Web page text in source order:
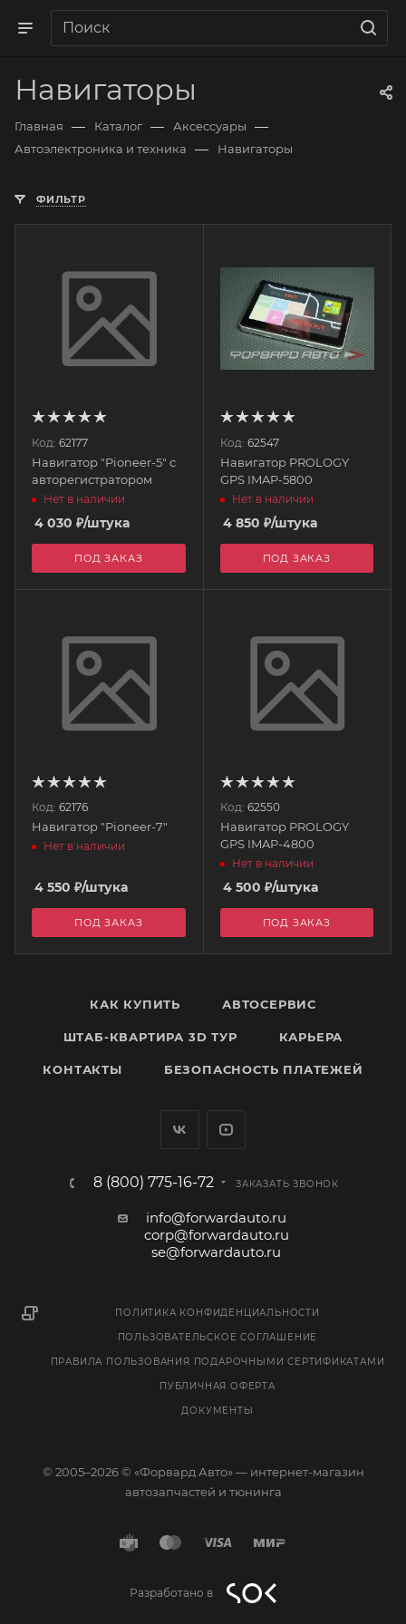
Навигаторы
Главная — Каталог — Аксессуары —
Автоэлектроника и техника — Навигаторы
ФИЛЬТР
Код: 62177
Навигатор "Pioneer-5" с
авторегистратором
Нет в наличии
4 030 ₽/штука
ПОД ЗАКАЗ
Код: 62547
Навигатор PROLOGY
GPS IMAP-5800
Нет в наличии
4 850 ₽/штука
ПОД ЗАКАЗ
Код: 62176
Навигатор "Pioneer-7"
Нет в наличии
4 550 ₽/штука
ПОД ЗАКАЗ
Код: 62550
Навигатор PROLOGY
GPS IMAP-4800
Нет в наличии
4 500 ₽/штука
ПОД ЗАКАЗ
КАК КУПИТЬ АВТОСЕРВИС
ШТАБ-КВАРТИРА 3D ТУР КАРЬЕРА
КОНТАКТЫ БЕЗОПАСНОСТЬ ПЛАТЕЖЕЙ
8 (800) 775-16-72 ЗАКАЗАТЬ ЗВОНОК
info@forwardauto.ru
corp@forwardauto.ru
se@forwardauto.ru
ПОЛИТИКА КОНФИДЕНЦИАЛЬНОСТИ
ПОЛЬЗОВАТЕЛЬСКОЕ СОГЛАШЕНИЕ
ПРАВИЛА ПОЛЬЗОВАНИЯ ПОДАРОЧНЫМИ СЕРТИФИКАТАМИ
ПУБЛИЧНАЯ ОФЕРТА
ДОКУМЕНТЫ
© 2005–2026 © «Форвард Авто» — интернет-магазин
автозапчастей и тюнинга
Разработано в